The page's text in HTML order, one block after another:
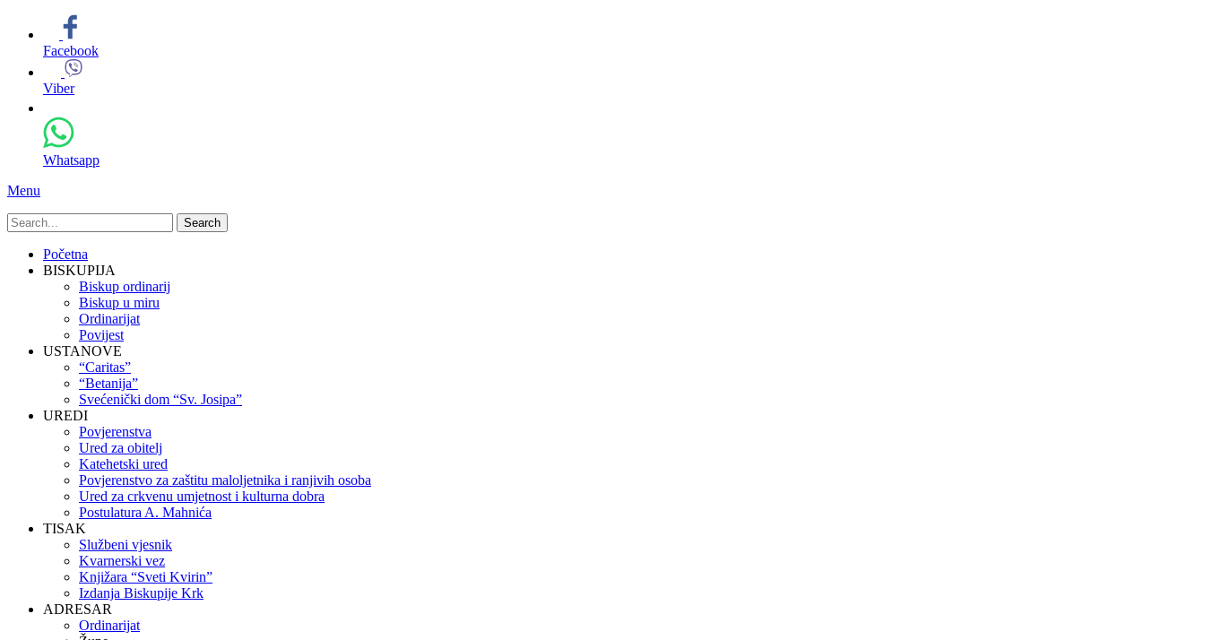
Facebook
Viber
Whatsapp
Menu
Search
for:
Primary
Menu
Skip
Početna
BISKUPIJA
Biskup ordinarij
Biskup u miru
Ordinarijat
Povijest
USTANOVE
“Caritas”
“Betanija”
Svećenički dom “Sv. Josipa”
UREDI
Povjerenstva
Ured za obitelj
Katehetski ured
Povjerenstvo za zaštitu maloljetnika i ranjivih osoba
Ured za crkvenu umjetnost i kulturna dobra
Postulatura A. Mahnića
TISAK
Službeni vjesnik
Kvarnerski vez
Knjižara “Sveti Kvirin”
Izdanja Biskupije Krk
ADRESAR
Ordinarijat